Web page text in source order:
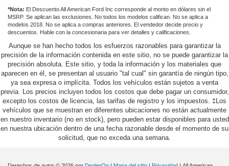
*Nota: El Descuento All American Ford Inc corresponde al monto en dólares sin el
MSRP. Se aplican las exclusiones. No todos los modelos califican. No se aplica a
modelos 2018. No se aplica a compras anteriores. El vendedor decide precio y
descuentos. Hable con la concesionaria para ver detalles y calificaciones.
Aunque se han hecho todos los esfuerzos razonables para garantizar la
precisión de la información contenida en este sitio, no se puede garantizar la
precisión absoluta. Este sitio, y toda la información y los materiales que
aparecen en él, se presentan al usuario "tal cual" sin garantía de ningún tipo,
ya sea expresa o implícita. Todos los vehículos están sujetos a venta
previa. Los precios incluyen todos los costos que debe pagar un consumidor,
excepto los costos de licencia, las tarifas de registro y los impuestos. ‡Los
vehículos que se muestran en diferentes ubicaciones no están actualmente
en nuestro inventario (no en stock), pero pueden estar disponibles para usted
en nuestra ubicación dentro de una fecha razonable desde el momento de su
solicitud, que no exceda una semana.